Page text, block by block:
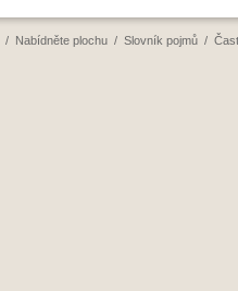
/ Nabídněte plochu / Slovník pojmů /